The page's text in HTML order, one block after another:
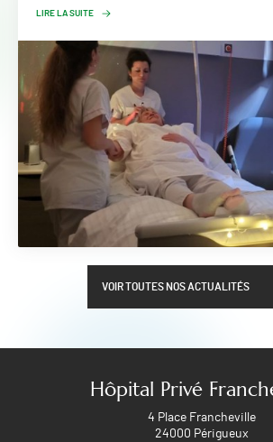
LIRE LA SUITE
VOIR TOUTES NOS ACTUALITÉS
Hôpital Privé
4 Place Francheville
24000 Périgueux